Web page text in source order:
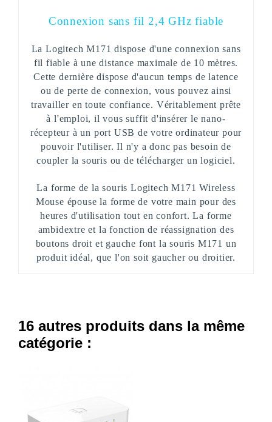
Connexion sans fil 2,4 GHz fiable
La Logitech M171 dispose d'une connexion sans
fil fiable à une distance maximale de 10 mètres.
Cette dernière dispose d'aucun temps de latence
ou de perte de connexion, vous pouvez ainsi
travailler en toute confiance. Véritablement prête
à l'emploi, il vous suffit d'insérer le nano-
récepteur à un port USB de votre ordinateur pour
pouvoir l'utiliser. Il n'y a donc pas besoin de
coupler la souris ou de télécharger un logiciel.
La forme de la souris Logitech M171 Wireless
Mouse épouse la forme de votre main pour des
heures d'utilisation tout en confort. La forme
ambidextre et la fonction de réassignation des
boutons droit et gauche font la souris M171 un
produit idéal, que l'on soit gaucher ou droitier.
16 autres produits dans la même
catégorie :